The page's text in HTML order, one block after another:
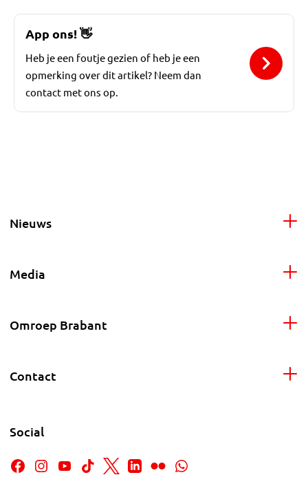
App ons!👋
Heb je een foutje gezien of heb je een
opmerking over dit artikel? Neem dan
contact met ons op.
Nieuws
Media
Omroep Brabant
Contact
Social